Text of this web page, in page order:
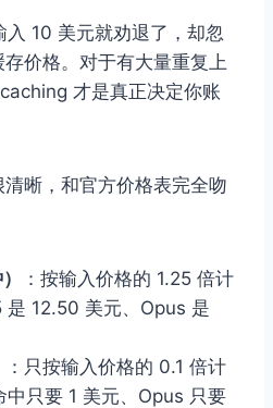
10 美元就劝退了，却忽
价格。对于有大量重复上
才是真正决定你账
晰，和官方价格表完全吻
：按输入价格的 1.25 倍计
是 12.50 美元、Opus 是
：只按输入价格的 0.1 倍计
只要 1 美元、Opus 只要